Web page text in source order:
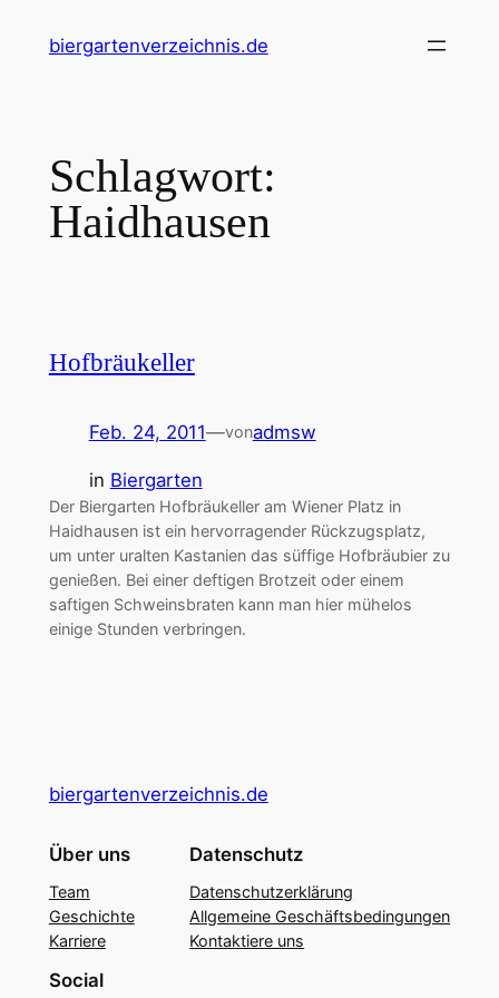
Inhaltbiergartenverzeichnis.de
Schlagwort:
Haidhausen
Hofbräukeller
Feb. 24, 2011—vonadmsw
in Biergarten
Der Biergarten Hofbräukeller am Wiener Platz in
Haidhausen ist ein hervorragender Rückzugsplatz,
um unter uralten Kastanien das süffige Hofbräubier zu
genießen. Bei einer deftigen Brotzeit oder einem
saftigen Schweinsbraten kann man hier mühelos
einige Stunden verbringen.
biergartenverzeichnis.de
Über uns
Team
Geschichte
Karriere
Datenschutz
Datenschutzerklärung
Allgemeine Geschäftsbedingungen
Kontaktiere uns
Social